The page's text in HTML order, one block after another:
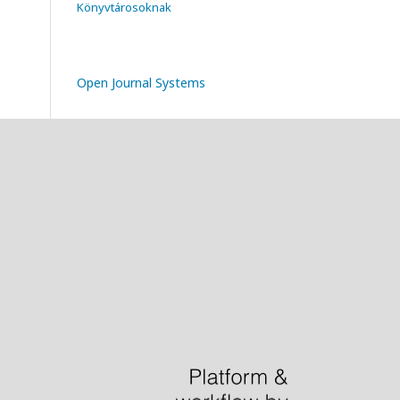
Könyvtárosoknak
Open Journal Systems